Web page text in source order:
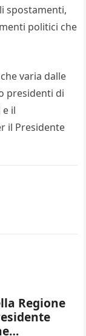
spostamenti,
politici che
varia dalle
presidenti di
il
il Presidente
Regione